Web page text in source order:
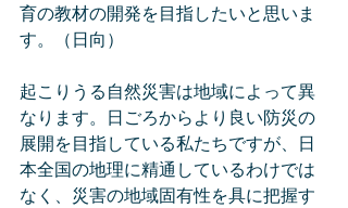
育の教材の開発を目指したいと思いま
す。（日向）
起こりうる自然災害は地域によって異
なります。日ごろからより良い防災の
展開を目指している私たちですが、日
本全国の地理に精通しているわけでは
なく、災害の地域固有性を具に把握す